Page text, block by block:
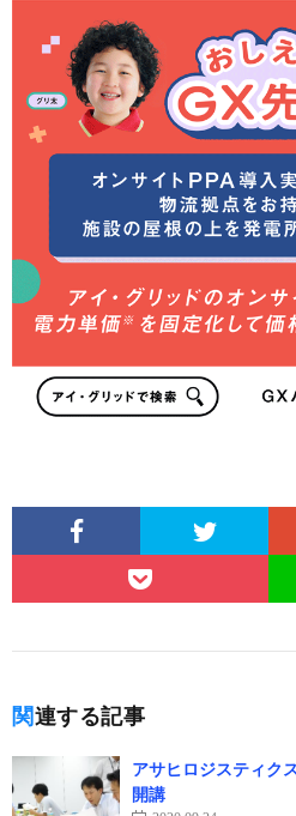
関連する記事
アサヒロジスティク
開講